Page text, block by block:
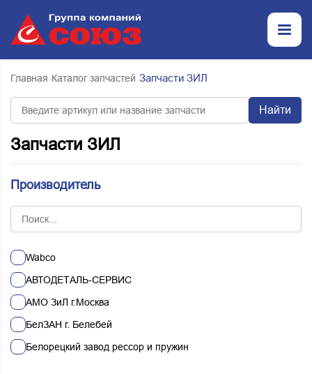
Главная Каталог запчастей Запчасти ЗИЛ
Найти
Запчасти ЗИЛ
Производитель
Wabco
АВТОДЕТАЛЬ-СЕРВИС
АМО ЗиЛ г.Москва
БелЗАН г. Белебей
Белорецкий завод рессор и пружин